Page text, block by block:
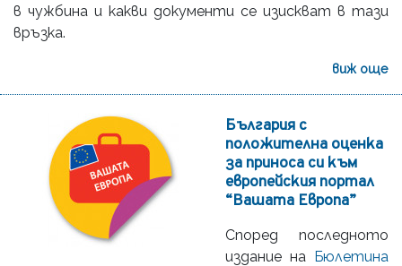
в чужбина и какви документи се изискват в тази
връзка.
виж още
България с
положителна оценка
за приноса си към
европейския портал
“Вашата Европа”
Според последното
издание на Бюлетина